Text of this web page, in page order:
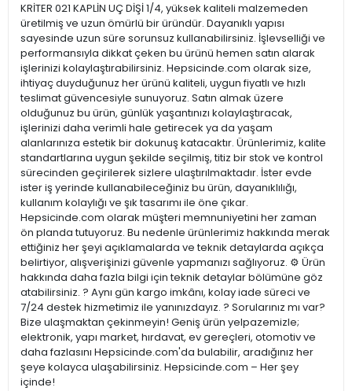
KRİTER 021 KAPLİN UÇ DİŞİ 1/4, yüksek kaliteli malzemeden
üretilmiş ve uzun ömürlü bir üründür. Dayanıklı yapısı
sayesinde uzun süre sorunsuz kullanabilirsiniz. İşlevselliği ve
performansıyla dikkat çeken bu ürünü hemen satın alarak
işlerinizi kolaylaştırabilirsiniz. Hepsicinde.com olarak size,
ihtiyaç duyduğunuz her ürünü kaliteli, uygun fiyatlı ve hızlı
teslimat güvencesiyle sunuyoruz. Satın almak üzere
olduğunuz bu ürün, günlük yaşantınızı kolaylaştıracak,
işlerinizi daha verimli hale getirecek ya da yaşam
alanlarınıza estetik bir dokunuş katacaktır. Ürünlerimiz, kalite
standartlarına uygun şekilde seçilmiş, titiz bir stok ve kontrol
sürecinden geçirilerek sizlere ulaştırılmaktadır. İster evde
ister iş yerinde kullanabileceğiniz bu ürün, dayanıklılığı,
kullanım kolaylığı ve şık tasarımı ile öne çıkar.
Hepsicinde.com olarak müşteri memnuniyetini her zaman
ön planda tutuyoruz. Bu nedenle ürünlerimiz hakkında merak
ettiğiniz her şeyi açıklamalarda ve teknik detaylarda açıkça
belirtiyor, alışverişinizi güvenle yapmanızı sağlıyoruz. ⚙️ Ürün
hakkında daha fazla bilgi için teknik detaylar bölümüne göz
atabilirsiniz. ? Aynı gün kargo imkânı, kolay iade süreci ve
7/24 destek hizmetimiz ile yanınızdayız. ? Sorularınız mı var?
Bize ulaşmaktan çekinmeyin! Geniş ürün yelpazemizle;
elektronik, yapı market, hırdavat, ev gereçleri, otomotiv ve
daha fazlasını Hepsicinde.com'da bulabilir, aradığınız her
şeye kolayca ulaşabilirsiniz. Hepsicinde.com – Her şey
içinde!